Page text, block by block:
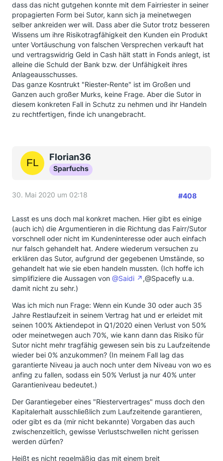
auch nicht bewusst. Ging es doch immer steil bergauf
und man wurde mit einem Abschwung überhaupt
nicht konfrontiert.
Deshalb habe ich mich, leider, auch erst jetzt mal
damit auseinander gesetzt. Ob zu spät oder
rechtzeitig, lassen wir mal so stehen...
dass das nicht gutgehen konnte mit dem Fairriester in seiner
propagierten Form bei Sutor, kann sich ja meinetwegen
selber ankreiden wer will. Dass aber die Sutor trotz besseren
Wissens um ihre Risikotragfähigkeit den Kunden ein Produkt
unter Vortäuschung von falschen Versprechen verkauft hat
und vertragswidrig Geld in Cash hält statt in Fonds anlegt, ist
alleine die Schuld der Bank bzw. der Unfähigkeit ihres
Anlageausschusses.
Das ganze Kosntrukt "Riester-Rente" ist im Großen und
Ganzen auch großer Murks, keine Frage. Aber die Sutor in
diesem konkreten Fall in Schutz zu nehmen und ihr Handeln
zu rechtfertigen, finde ich unangebracht.
Florian36
Sparfuchs
30. Mai 2020 um 02:18 #408
Lasst es uns doch mal konkret machen. Hier gibt es einige
(auch ich) die Argumentieren in die Richtung das Fairr/Sutor
vorschnell oder nicht im Kundeninteresse oder auch einfach
nur falsch gehandelt hat. Andere wiederum versuchen zu
erklären das Sutor, aufgrund der gegebenen Umstände, so
gehandelt hat wie sie eben handeln mussten. (Ich hoffe ich
simplifiziere die Aussagen von @Saidi
,@Spacefly u.a.
damit nicht zu sehr.)
Was ich mich nun Frage: Wenn ein Kunde 30 oder auch 35
Jahre Restlaufzeit in seinem Vertrag hat und er erleidet mit
seinen 100% Aktiendepot in Q1/2020 einen Verlust von 50%
oder meinetwegen auch 70%, wie kann dann das Risiko für
Sutor nicht mehr tragfähig gewesen sein bis zu Laufzeitende
wieder bei 0% anzukommen? (In meinem Fall lag das
garantierte Niveau ja auch noch unter dem Niveau von wo es
anfing zu fallen, sodass ein 50% Verlust ja nur 40% unter
Garantieniveau bedeutet.)
Der Garantiegeber eines "Riestervertrages" muss doch den
Kapitalerhalt ausschließlich zum Laufzeitende garantieren,
oder gibt es da (mir nicht bekannte) Vorgaben das auch
zwischenzeitlich, gewisse Verlustschwellen nicht gerissen
werden dürfen?
Heißt es nicht regelmäßig das mit einem breit